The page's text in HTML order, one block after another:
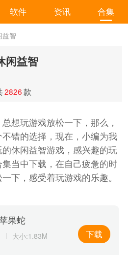
软件 资讯 合集
益智
闲益智
2826款
想玩游戏放松一下，那么，
错的选择，现在，小编为我
休闲益智游戏，感兴趣的玩
当中下载，在自己疲惫的时
下，感受着玩游戏的乐趣。
果蛇
大小:1.83M 下载